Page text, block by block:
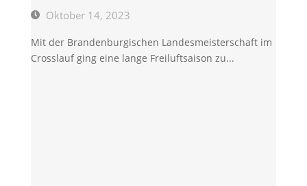
Oktober 14, 2023
Mit der Brandenburgischen Landesmeisterschaft im
Crosslauf ging eine lange Freiluftsaison zu...